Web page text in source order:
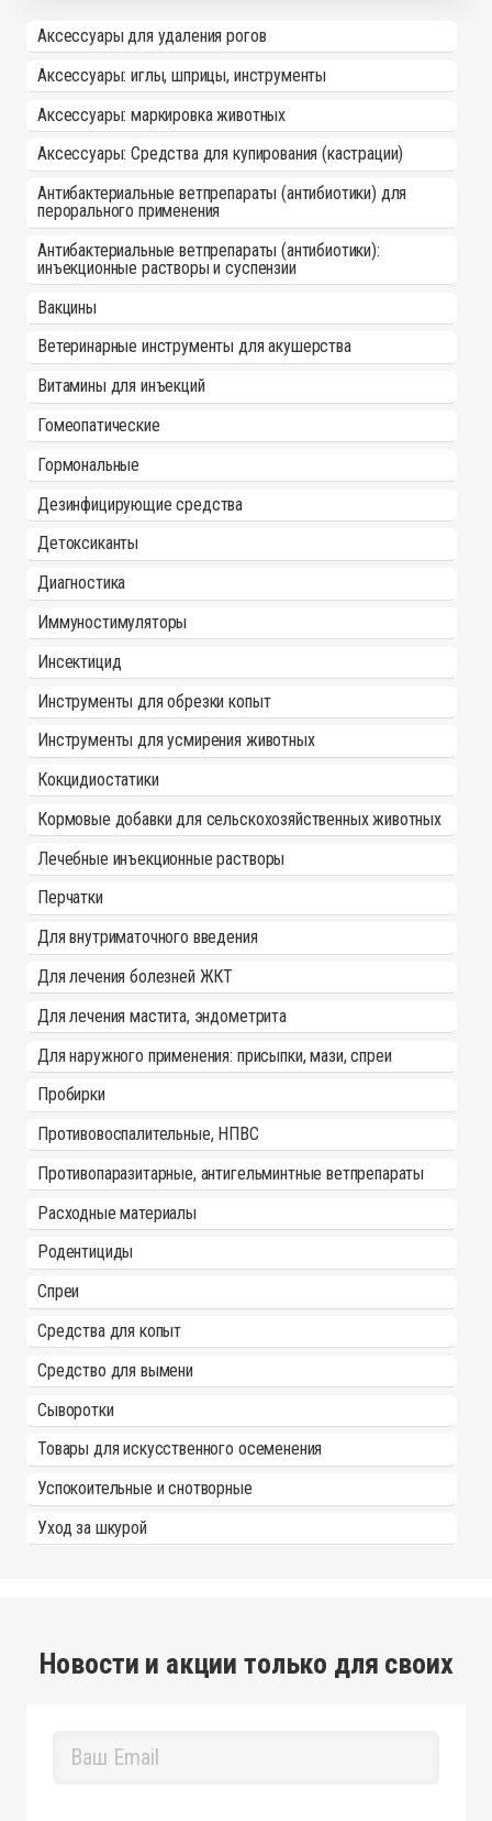
Аксессуары для удаления рогов
Аксессуары: иглы, шприцы, инструменты
Аксессуары: маркировка животных
Аксессуары: Средства для купирования (кастрации)
Антибактериальные ветпрепараты (антибиотики) для
перорального применения
Антибактериальные ветпрепараты (антибиотики):
инъекционные растворы и суспензии
Вакцины
Ветеринарные инструменты для акушерства
Витамины для инъекций
Гомеопатические
Гормональные
Дезинфицирующие средства
Детоксиканты
Диагностика
Иммуностимуляторы
Инсектицид
Инструменты для обрезки копыт
Инструменты для усмирения животных
Кокцидиостатики
Кормовые добавки для сельскохозяйственных животных
Лечебные инъекционные растворы
Перчатки
Для внутриматочного введения
Для лечения болезней ЖКТ
Для лечения мастита, эндометрита
Для наружного применения: присыпки, мази, спреи
Пробирки
Противовоспалительные, НПВС
Противопаразитарные, антигельминтные ветпрепараты
Расходные материалы
Родентициды
Спреи
Средства для копыт
Средство для вымени
Сыворотки
Товары для искусственного осеменения
Успокоительные и снотворные
Уход за шкурой
Новости и акции только для своих